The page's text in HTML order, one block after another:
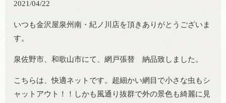
2021/04/22
いつも金沢屋泉州南・紀ノ川店を頂きありがとうございま
す。
泉佐野市、和歌山市にて、網戸張替 納品致しました。
こちらは、快適ネットです。超細かい網目で小さな虫もシ
ャットアウト！！しかも風通り抜群で外の景色も綺麗に見